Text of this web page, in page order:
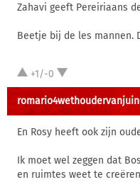
Zahavi geeft Pereiriaans
Beetje bij de les mannen.
+1/-0
En Rosy heeft ook zijn
Ik moet wel zeggen dat
en ruimtes weet te